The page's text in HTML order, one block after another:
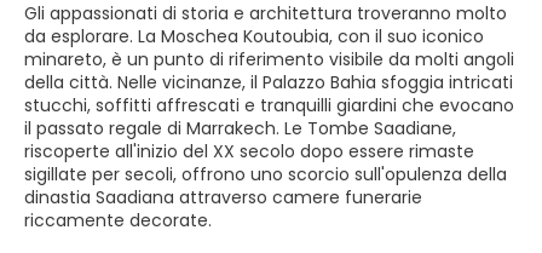
Gli appassionati di storia e architettura troveranno molto
da esplorare. La Moschea Koutoubia, con il suo iconico
minareto, è un punto di riferimento visibile da molti angoli
della città. Nelle vicinanze, il Palazzo Bahia sfoggia intricati
stucchi, soffitti affrescati e tranquilli giardini che evocano
il passato regale di Marrakech. Le Tombe Saadiane,
riscoperte all'inizio del XX secolo dopo essere rimaste
sigillate per secoli, offrono uno scorcio sull'opulenza della
dinastia Saadiana attraverso camere funerarie
riccamente decorate.